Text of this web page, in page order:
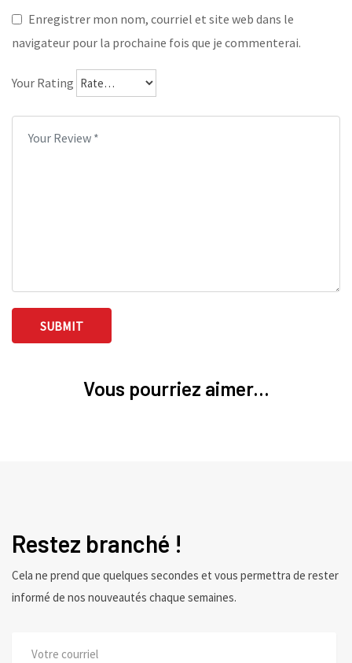
Enregistrer mon nom, courriel et site web dans le
navigateur pour la prochaine fois que je commenterai.
Your Rating
Vous pourriez aimer...
Restez branché !
Cela ne prend que quelques secondes et vous permettra de rester
informé de nos nouveautés chaque semaines.